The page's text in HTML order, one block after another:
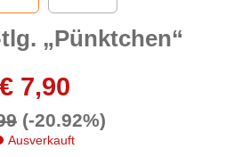
„Pünktchen“
€ 7,90
(-20.92%)
Ausverkauft